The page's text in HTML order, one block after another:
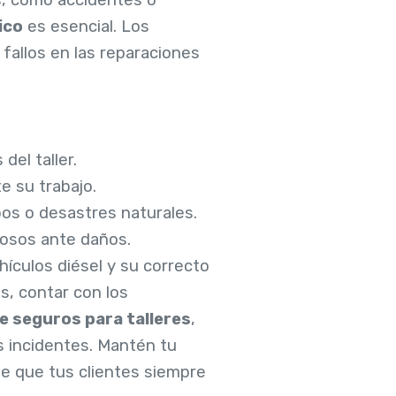
es esencial. Los
en las reparaciones
del taller.
su trabajo.
o desastres naturales.
ante daños.
diésel y su correcto
contar con los
seguros para talleres,
incidentes. Mantén tu
que tus clientes siempre